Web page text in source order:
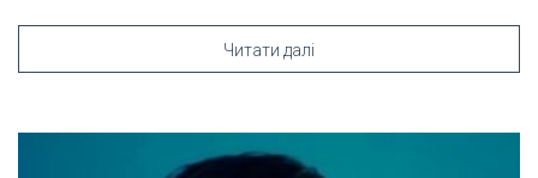
Читати далі